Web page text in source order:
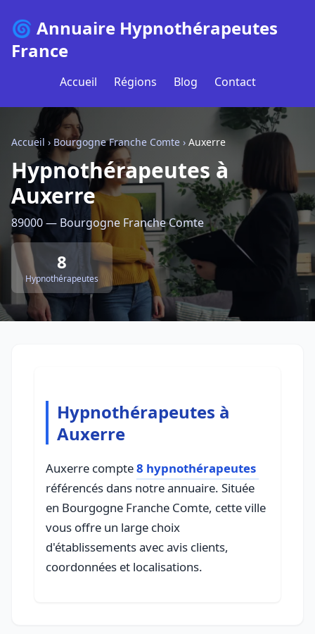
🌀 Annuaire Hypnothérapeutes
France
Accueil Régions Blog Contact
Accueil › Bourgogne Franche Comte › Auxerre
Hypnothérapeutes à
Auxerre
89000 — Bourgogne Franche Comte
8
Hypnothérapeutes
Hypnothérapeutes à
Auxerre
Auxerre compte8 hypnothérapeutes
référencés dans notre annuaire. Située
en Bourgogne Franche Comte, cette ville
vous offre un large choix
d'établissements avec avis clients,
coordonnées et localisations.